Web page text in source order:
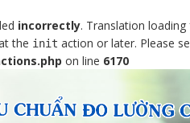
incorrectly. Translation
the init action or later. Please
on line 6170